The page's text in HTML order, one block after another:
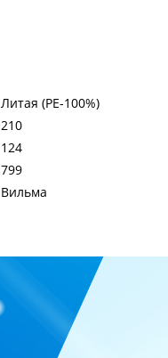
Литая (PE-100%)
210
124
799
Вильма